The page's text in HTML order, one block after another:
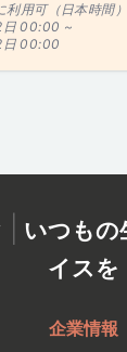
利用可（日本時間）
日 00:00 ~
日 00:00
| いつもの
イスを
企業情報